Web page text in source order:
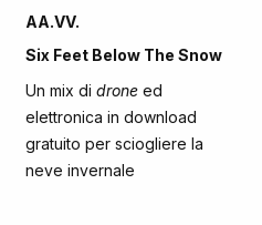
AA.VV.
Six Feet Below The Snow
Un mix di drone ed
elettronica in download
gratuito per sciogliere la
neve invernale